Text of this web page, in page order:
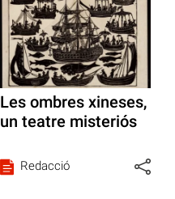
Les ombres xineses,
un teatre misteriós
Redacció